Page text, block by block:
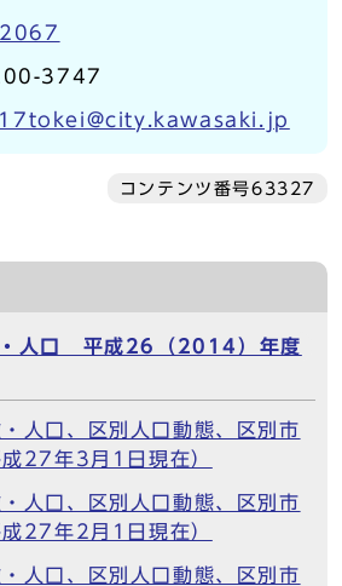
3747
17tokei@city.kawasaki.jp
コンテンツ番号63327
・人口 平成26（2014）年度
人口、区別人口動態、区別市
27年3月1日現在）
人口、区別人口動態、区別市
27年2月1日現在）
人口、区別人口動態、区別市